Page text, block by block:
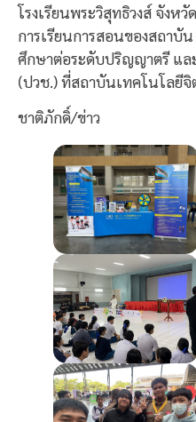
โรงเรียนพระวิสุทธิวงส์ จัง
การเรียนการสอนของสถาบั
ศึกษาต่อระดับปริญญาตรี แล
(ปวช.) ที่สถาบันเทคโนโลยีจิ
ชาติภักดิ์/ข่าว